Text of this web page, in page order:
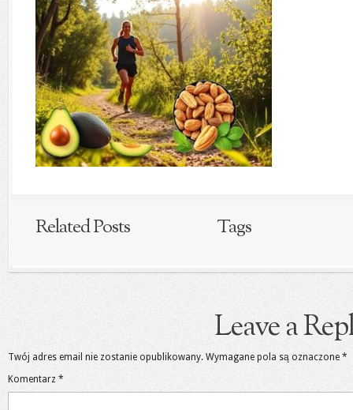
Related Posts Tags
Leave a
Twój adres email nie zostanie opublikowany. Wymagane pola są oznaczone *
Komentarz *